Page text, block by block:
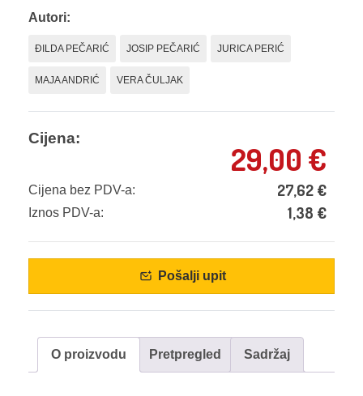
Autori:
ĐILDA PEČARIĆ JOSIP PEČARIĆ JURICA PERIĆ
MAJA ANDRIĆ VERA ČULJAK
Cijena:
29,00 €
Cijena bez PDV-a: 27,62 €
Iznos PDV-a: 1,38 €
Pošalji upit
O proizvodu Pretpregled Sadržaj